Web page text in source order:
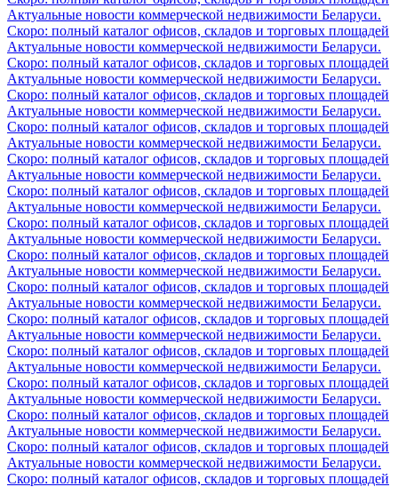
Актуальные новости коммерческой недвижимости Беларуси.
Скоро: полный каталог офисов, складов и торговых площадей
Актуальные новости коммерческой недвижимости Беларуси.
Скоро: полный каталог офисов, складов и торговых площадей
Актуальные новости коммерческой недвижимости Беларуси.
Скоро: полный каталог офисов, складов и торговых площадей
Актуальные новости коммерческой недвижимости Беларуси.
Скоро: полный каталог офисов, складов и торговых площадей
Актуальные новости коммерческой недвижимости Беларуси.
Скоро: полный каталог офисов, складов и торговых площадей
Актуальные новости коммерческой недвижимости Беларуси.
Скоро: полный каталог офисов, складов и торговых площадей
Актуальные новости коммерческой недвижимости Беларуси.
Скоро: полный каталог офисов, складов и торговых площадей
Актуальные новости коммерческой недвижимости Беларуси.
Скоро: полный каталог офисов, складов и торговых площадей
Актуальные новости коммерческой недвижимости Беларуси.
Скоро: полный каталог офисов, складов и торговых площадей
Актуальные новости коммерческой недвижимости Беларуси.
Скоро: полный каталог офисов, складов и торговых площадей
Актуальные новости коммерческой недвижимости Беларуси.
Скоро: полный каталог офисов, складов и торговых площадей
Актуальные новости коммерческой недвижимости Беларуси.
Скоро: полный каталог офисов, складов и торговых площадей
Актуальные новости коммерческой недвижимости Беларуси.
Скоро: полный каталог офисов, складов и торговых площадей
Актуальные новости коммерческой недвижимости Беларуси.
Скоро: полный каталог офисов, складов и торговых площадей
Актуальные новости коммерческой недвижимости Беларуси.
Скоро: полный каталог офисов, складов и торговых площадей